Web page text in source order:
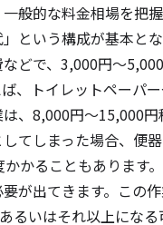
般的な料金相場を把
という構成が基本と
どで、3,000円〜
、トイレットペーパ
、8,000円〜15,000
てしまった場合、便
かることもあります
が出てきます。この
るいはそれ以上にな